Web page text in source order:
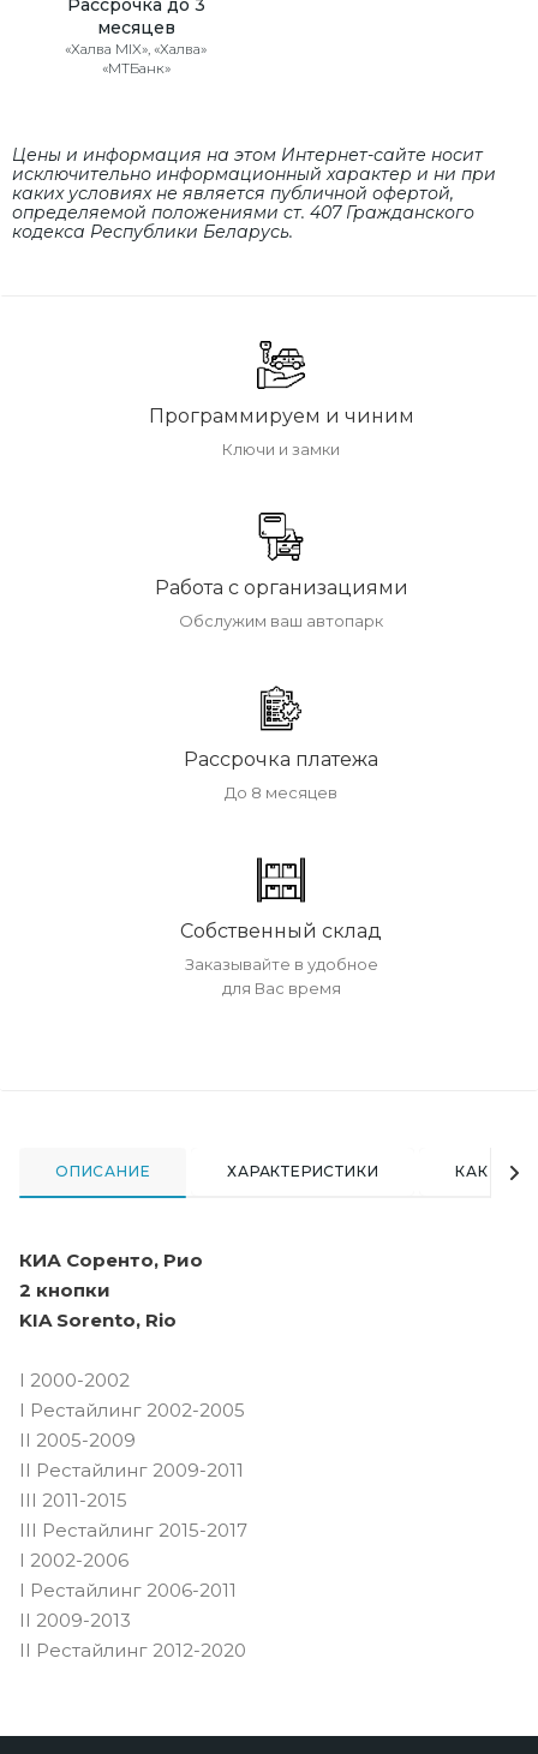
Рассрочка до 3
месяцев
«Халва MIX», «Халва»
«МТБанк»
Цены и информация на этом Интернет-сайте носит
исключительно информационный характер и ни при
каких условиях не является публичной офертой,
определяемой положениями cт. 407 Гражданского
кодекса Республики Беларусь.
Программируем и чиним
Ключи и замки
Работа с организациями
Обслужим ваш автопарк
Рассрочка платежа
До 8 месяцев
Собственный склад
Заказывайте в удобное
для Вас время
ОПИСАНИЕ ХАРАКТЕРИСТИКИ КАК
КИА Соренто, Рио
2 кнопки
KIA Sorento, Rio
I 2000-2002
I Рестайлинг 2002-2005
II 2005-2009
II Рестайлинг 2009-2011
III 2011-2015
III Рестайлинг 2015-2017
I 2002-2006
I Рестайлинг 2006-2011
II 2009-2013
II Рестайлинг 2012-2020